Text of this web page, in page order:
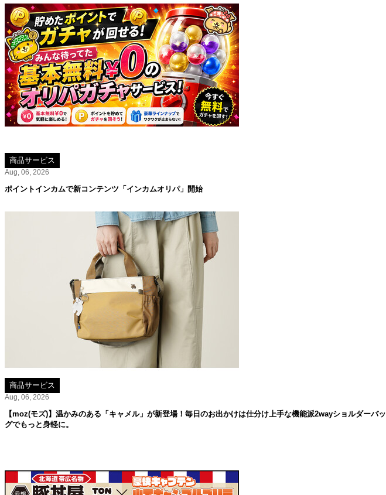
商品サービス
Aug, 06, 2026
ポイントインカムで新コンテンツ「インカムオリパ」開始
商品サービス
Aug, 06, 2026
【moz(モズ)】温かみのある「キャメル」が新登場！毎日のお出かけは仕分け上手な機能派2wayショルダーバッ
グでもっと身軽に。